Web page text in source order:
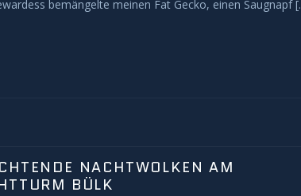
bemängelte meinen Fat Gecko, einen Saugnapf
NACHTWOLKEN AM
BÜLK